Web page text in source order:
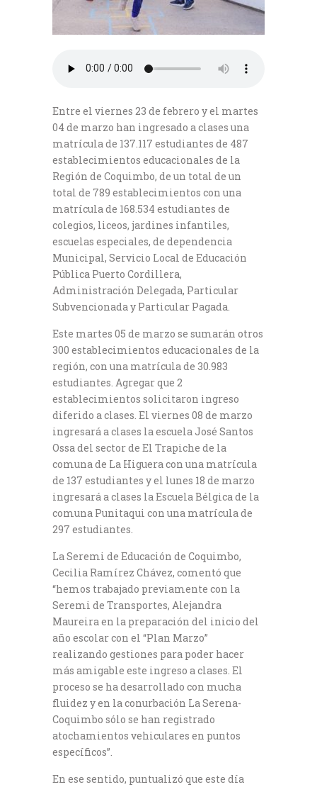
Entre el viernes 23 de febrero y el martes
04 de marzo han ingresado a clases una
matrícula de 137.117 estudiantes de 487
establecimientos educacionales de la
Región de Coquimbo, de un total de un
total de 789 establecimientos con una
matrícula de 168.534 estudiantes de
colegios, liceos, jardines infantiles,
escuelas especiales, de dependencia
Municipal, Servicio Local de Educación
Pública Puerto Cordillera,
Administración Delegada, Particular
Subvencionada y Particular Pagada.
Este martes 05 de marzo se sumarán otros
300 establecimientos educacionales de la
región, con una matrícula de 30.983
estudiantes. Agregar que 2
establecimientos solicitaron ingreso
diferido a clases. El viernes 08 de marzo
ingresará a clases la escuela José Santos
Ossa del sector de El Trapiche de la
comuna de La Higuera con una matrícula
de 137 estudiantes y el lunes 18 de marzo
ingresará a clases la Escuela Bélgica de la
comuna Punitaqui con una matrícula de
297 estudiantes.
La Seremi de Educación de Coquimbo,
Cecilia Ramírez Chávez, comentó que
“hemos trabajado previamente con la
Seremi de Transportes, Alejandra
Maureira en la preparación del inicio del
año escolar con el “Plan Marzo”
realizando gestiones para poder hacer
más amigable este ingreso a clases. El
proceso se ha desarrollado con mucha
fluidez y en la conurbación La Serena-
Coquimbo sólo se han registrado
atochamientos vehiculares en puntos
específicos”.
En ese sentido, puntualizó que este día